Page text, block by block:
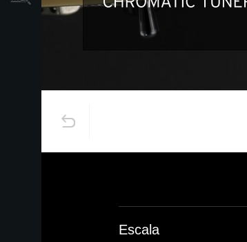
Tiendas
Escala